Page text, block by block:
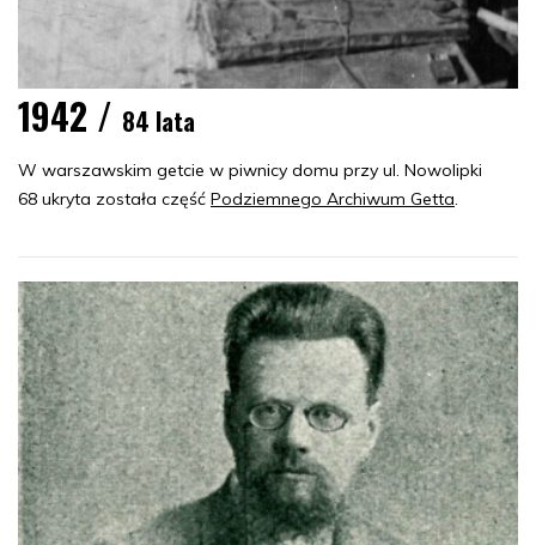
1942 / 84 lata
W warszawskim getcie w piwnicy domu przy ul. Nowolipki
68 ukryta została część Podziemnego Archiwum Getta.